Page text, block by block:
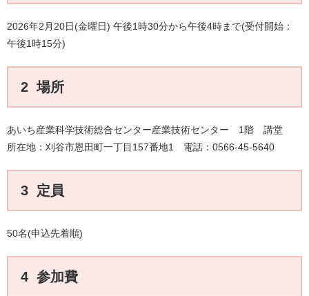
2026年2月20日(金曜日) 午後1時30分から午後4時まで(受付開始：
午後1時15分)
2 場所
あいち産業科学技術総合センター産業技術センター 1階 講堂
所在地：刈谷市恩田町一丁目157番地1 電話：0566-45-5640
3 定員
50名(申込先着順)
4 参加費